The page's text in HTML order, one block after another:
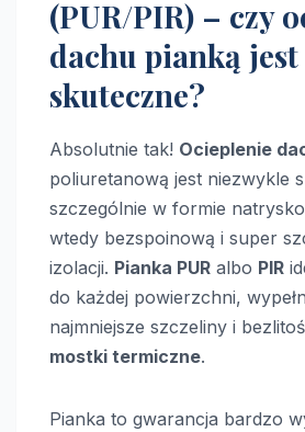
(PUR/PIR) – czy
dachu pianką jest
skuteczne?
Absolutnie tak! Ocieplenie
poliuretanową jest niezwykle
szczególnie w formie
wtedy bezspoinową i super
izolacji. Pianka PUR albo PIR
do każdej powierzchni,
najmniejsze szczeliny i
mostki termiczne.
Pianka to gwarancja bardzo